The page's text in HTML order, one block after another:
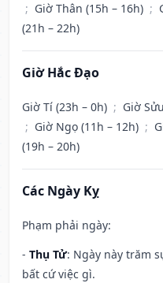
; Giờ Thân (15h – 16h) ;
(21h – 22h)
Giờ Hắc Đạo
Giờ Tí (23h – 0h) ; Giờ
; Giờ Ngọ (11h – 12h) ;
(19h – 20h)
Các Ngày Kỵ
Phạm phải ngày:
- Thụ Tử: Ngày này trăm
bất cứ việc gì.